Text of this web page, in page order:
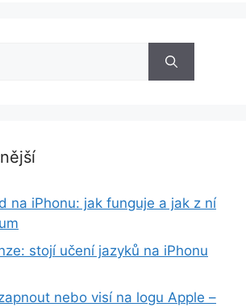
na iPhonu: jak funguje a jak z ní
stojí učení jazyků na iPhonu
nebo visí na logu Apple –